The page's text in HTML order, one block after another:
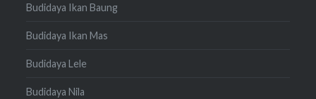
Budidaya Ikan Baung
Budidaya Ikan Mas
Budidaya Lele
Budidaya Nila